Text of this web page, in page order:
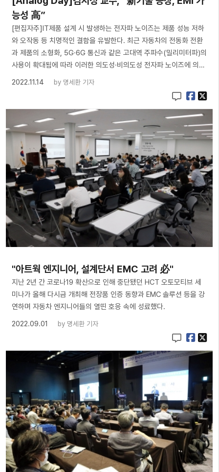
능성 高”
[편집자주]IT제품 설계 시 발생하는 전자파 노이즈는 제품 성능 저하
와 오작동 등 치명적인 결함을 유발한다. 최근 자동차의 전동화 전환
과 제품의 소형화, 5G·6G 통신과 같은 고대역 주파수(밀리미터파)의
사용이 확대됨에 따라 이러한 의도성·비의도성 전자파 노이즈에 의…
2022.11.14
by 명세환 기자
"아트웍 엔지니어, 설계단서 EMC 고려 必"
지난 2년 간 코로나19 확산으로 인해 중단됐던 HCT 오토모티브 세
미나가 올해 다시금 개최해 전장품 인증 동향과 EMC 솔루션 등을 강
연하며 자동차 엔지니어들의 열띤 호응 속에 성료했다.
2022.09.01
by 명세환 기자